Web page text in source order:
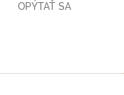
OPÝTAŤ SA